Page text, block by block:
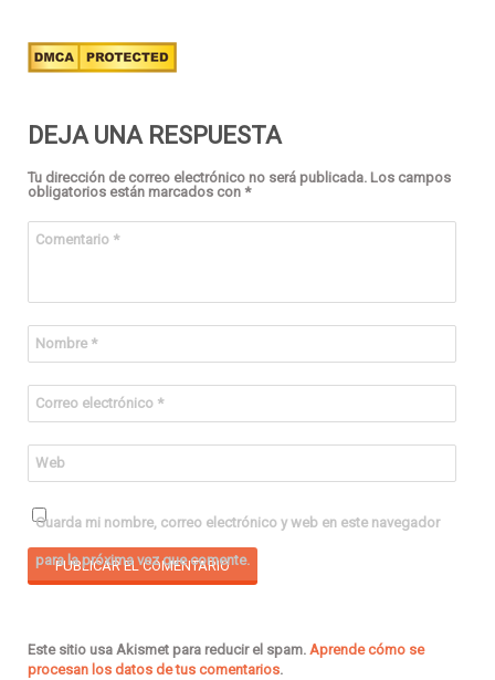
DEJA UNA RESPUESTA
Tu dirección de correo electrónico no será publicada. Los campos
obligatorios están marcados con *
Comentario *
Nombre *
Correo electrónico *
Web
Guarda mi nombre, correo electrónico y web en este navegador
para la próxima vez que comente.
Este sitio usa Akismet para reducir el spam. Aprende cómo se
procesan los datos de tus comentarios.